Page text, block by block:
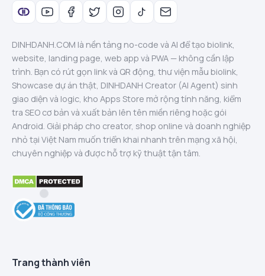
DINHDANH.COM là nền tảng no-code và AI để tạo biolink,
website, landing page, web app và PWA — không cần lập
trình. Bạn có rút gọn link và QR động, thư viện mẫu biolink,
Showcase dự án thật, DINHDANH Creator (AI Agent) sinh
giao diện và logic, kho Apps Store mở rộng tính năng, kiểm
tra SEO cơ bản và xuất bản lên tên miền riêng hoặc gói
Android. Giải pháp cho creator, shop online và doanh nghiệp
nhỏ tại Việt Nam muốn triển khai nhanh trên mạng xã hội,
chuyên nghiệp và được hỗ trợ kỹ thuật tận tâm.
Trang thành viên